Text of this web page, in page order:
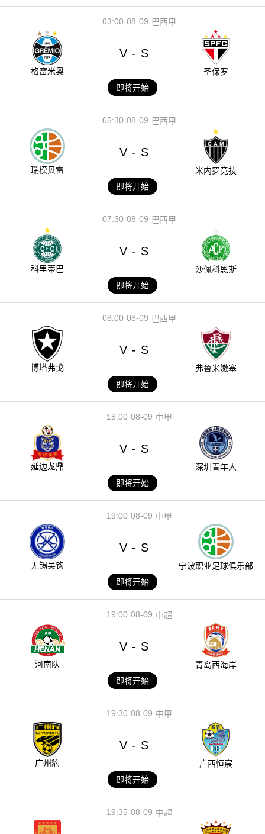
08-09
03:00 巴西甲
格雷米奥
V - S
圣保罗
即将开始
08-09
05:30 巴西甲
瑞模贝雷
V - S
米内罗竞技
即将开始
08-09
07:30 巴西甲
科里蒂巴
V - S
沙佩科恩斯
即将开始
08-09
08:00 巴西甲
博塔弗戈
V - S
弗鲁米嫩塞
即将开始
08-09
18:00 中甲
延边龙鼎
V - S
深圳青年人
即将开始
08-09
19:00 中甲
无锡吴钩
V - S
宁波职业足球俱乐部
即将开始
08-09
19:00 中超
河南队
V - S
青岛西海岸
即将开始
08-09
19:30 中甲
广州豹
V - S
广西恒宸
即将开始
08-09
19:35 中超